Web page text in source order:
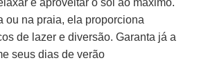
e aproveitar o sol ao máximo.
ou na praia, ela proporciona
de lazer e diversão. Garanta já a
seus dias de verão